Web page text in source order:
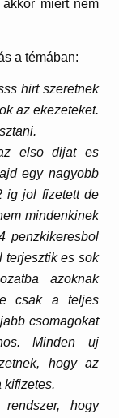
miért nem
a témában:
hirt szeretnek
az ekezeteket.
elso dijat es
egy nagyobb
ig jol fizetett de
mindenkinek
penzkikeresbol
terjesztik es sok
azoknak
csak a teljes
csomagokat
Minden uj
hogy az
kifizetes.
hogy